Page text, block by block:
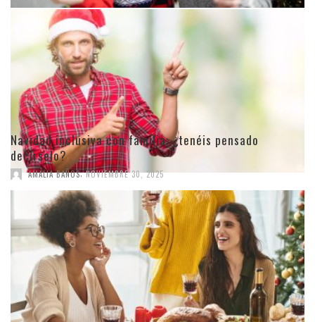
Navidad inclusiva con familia: ¿tenéis pensado
decírselo?
AMALIA BAÑOS, NOVIEMBRE 30, 2025